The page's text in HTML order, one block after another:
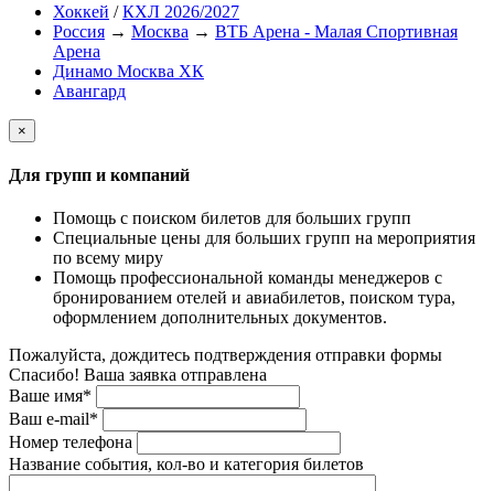
Хоккей /КХЛ 2026/2027
Россия → Москва → ВТБ Арена - Малая Спортивная
Арена
Динамо Москва ХК
Авангард
×
Для групп и компаний
Помощь с поиском билетов для больших групп
Специальные цены для больших групп на мероприятия
по всему миру
Помощь профессиональной команды менеджеров с
бронированием отелей и авиабилетов, поиском тура,
оформлением дополнительных документов.
Пожалуйста, дождитесь подтверждения отправки формы
Спасибо! Ваша заявка отправлена
Ваше имя*
Ваш e-mail*
Номер телефона
Название события, кол-во и категория билетов